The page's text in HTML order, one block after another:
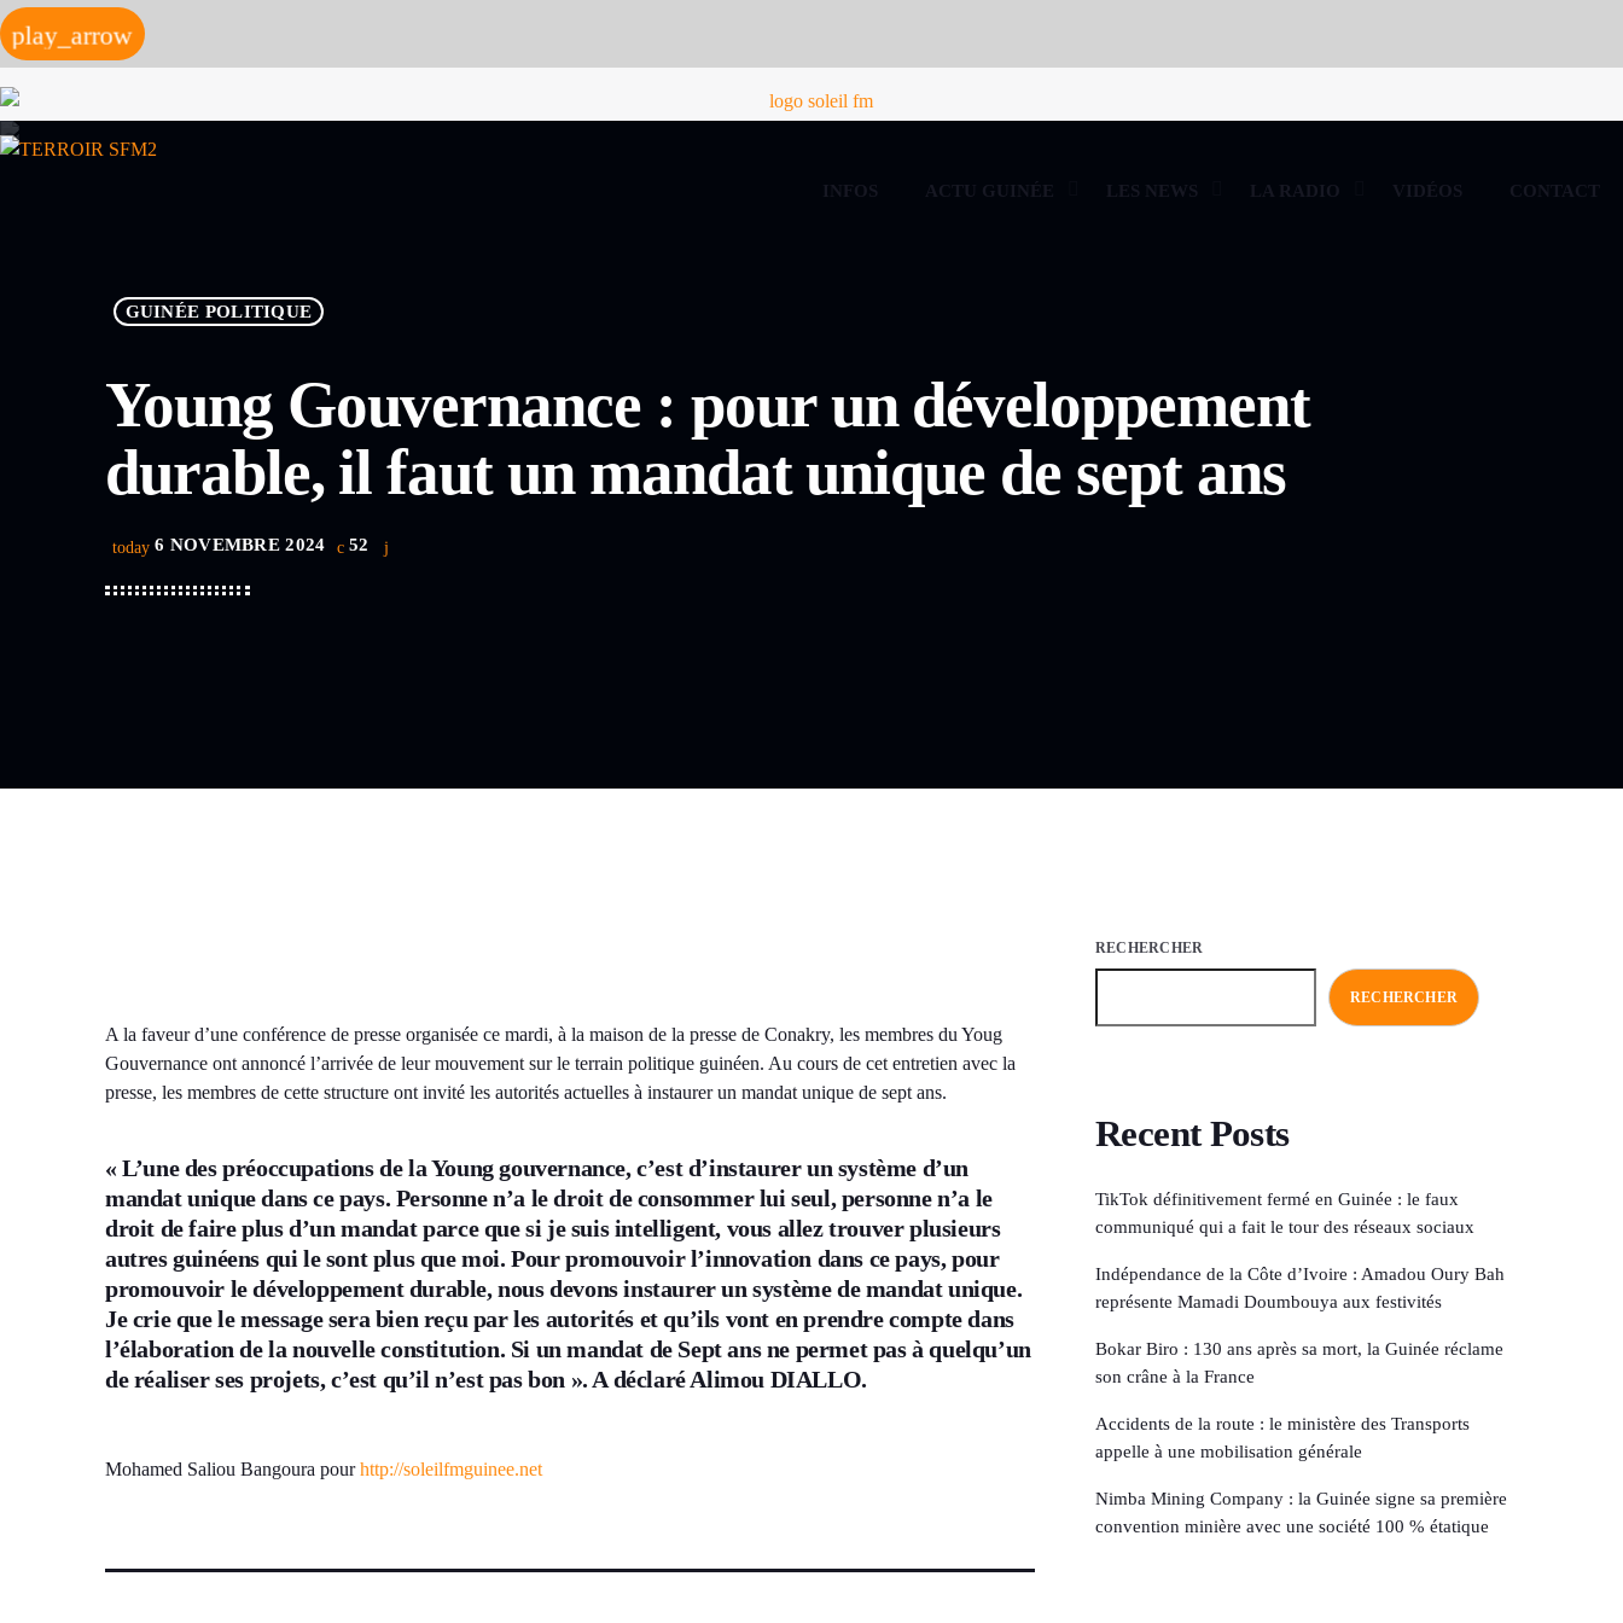
play_arrow
INFOS ACTU GUINÉE LES NEWS LA RADIO VIDÉOS CONTACT
GUINÉE POLITIQUE
Young Gouvernance : pour un développement
durable, il faut un mandat unique de sept ans
today 6 NOVEMBRE 2024 52
A la faveur d’une conférence de presse organisée ce mardi, à la maison de la presse de Conakry, les membres du Youg
Gouvernance ont annoncé l’arrivée de leur mouvement sur le terrain politique guinéen. Au cours de cet entretien avec la
presse, les membres de cette structure ont invité les autorités actuelles à instaurer un mandat unique de sept ans.
« L’une des préoccupations de la Young gouvernance, c’est d’instaurer un système d’un
mandat unique dans ce pays. Personne n’a le droit de consommer lui seul, personne n’a le
droit de faire plus d’un mandat parce que si je suis intelligent, vous allez trouver plusieurs
autres guinéens qui le sont plus que moi. Pour promouvoir l’innovation dans ce pays, pour
promouvoir le développement durable, nous devons instaurer un système de mandat unique.
Je crie que le message sera bien reçu par les autorités et qu’ils vont en prendre compte dans
l’élaboration de la nouvelle constitution. Si un mandat de Sept ans ne permet pas à quelqu’un
de réaliser ses projets, c’est qu’il n’est pas bon ». A déclaré Alimou DIALLO.
Mohamed Saliou Bangoura pourhttp://soleilfmguinee.net
RECHERCHER
RECHERCHER
Recent Posts
TikTok définitivement fermé en Guinée : le faux
communiqué qui a fait le tour des réseaux sociaux
Indépendance de la Côte d’Ivoire : Amadou Oury Bah
représente Mamadi Doumbouya aux festivités
Bokar Biro : 130 ans après sa mort, la Guinée réclame
son crâne à la France
Accidents de la route : le ministère des Transports
appelle à une mobilisation générale
Nimba Mining Company : la Guinée signe sa première
convention minière avec une société 100 % étatique